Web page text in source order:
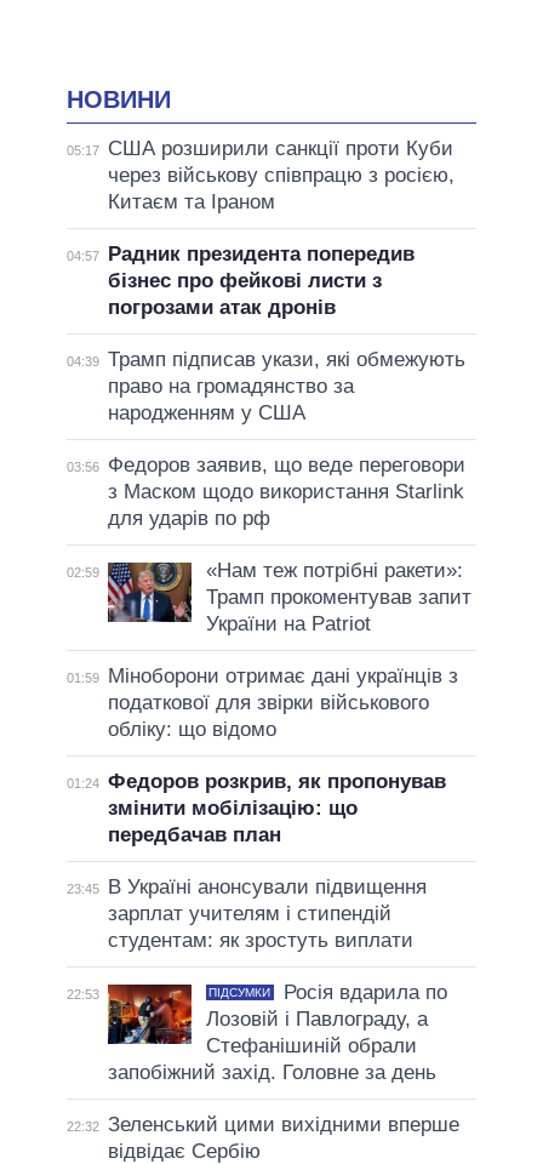
НОВИНИ
05:17
США розширили санкції проти Куби
через військову співпрацю з росією,
Китаєм та Іраном
04:57
Радник президента попередив
бізнес про фейкові листи з
погрозами атак дронів
04:39 Трамп підписав укази, які обмежують
право на громадянство за
народженням у США
03:56
Федоров заявив, що веде переговори
з Маском щодо використання Starlink
для ударів по рф
02:59
«Нам теж потрібні ракети»:
Трамп прокоментував запит
України на Patriot
01:59
Міноборони отримає дані українців з
податкової для звірки військового
обліку: що відомо
01:24 Федоров розкрив, як пропонував
змінити мобілізацію: що
передбачав план
23:45
В Україні анонсували підвищення
зарплат учителям і стипендій
студентам: як зростуть виплати
22:53 ПІДСУМКИ
Росія вдарила по
Лозовій і Павлограду, а
Стефанішиній обрали
запобіжний захід. Головне за день
22:32 Зеленський цими вихідними вперше
відвідає Сербію